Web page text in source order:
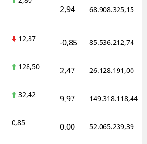
2,94 68.908.325,15
12,87 -0,85 85.536.212,74
128,50 2,47 26.128.191,00
32,42 9,97 149.318.118,44
0,85 0,00 52.065.239,39